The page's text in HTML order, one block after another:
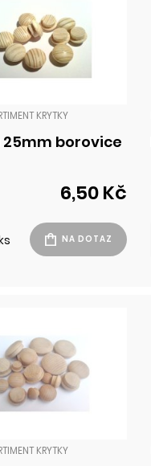
KRYTKY
borovice
6,50 Kč
KRYTKY